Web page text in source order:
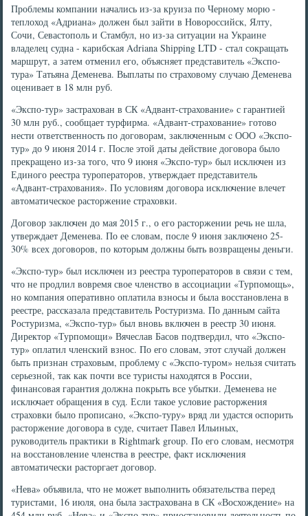
Проблемы компании начались из-за круиза по Черному морю -
теплоход «Адриана» должен был зайти в Новороссийск, Ялту,
Сочи, Севастополь и Стамбул, но из-за ситуации на Украине
владелец судна - карибская Adriana Shipping LTD - стал сокращать
маршрут, а затем отменил его, объясняет представитель «Экспо-
тура» Татьяна Деменева. Выплаты по страховому случаю Деменева
оценивает в 18 млн руб.
«Экспо-тур» застрахован в СК «Адвант-страхование» с гарантией
30 млн руб., сообщает турфирма. «Адвант-страхование» готово
нести ответственность по договорам, заключенным c ООО «Экспо-
тур» до 9 июня 2014 г. После этой даты действие договора было
прекращено из-за того, что 9 июня «Экспо-тур» был исключен из
Единого реестра туроператоров, утверждает представитель
«Адвант-страхования». По условиям договора исключение влечет
автоматическое расторжение страховки.
Договор заключен до мая 2015 г., о его расторжении речь не шла,
утверждает Деменева. По ее словам, после 9 июня заключено 25-
30% всех договоров, по которым должны быть возвращены деньги.
«Экспо-тур» был исключен из реестра туроператоров в связи с тем,
что не продлил вовремя свое членство в ассоциации «Турпомощь»,
но компания оперативно оплатила взносы и была восстановлена в
реестре, рассказала представитель Ростуризма. По данным сайта
Ростуризма, «Экспо-тур» был вновь включен в реестр 30 июня.
Директор «Турпомощи» Вячеслав Басов подтвердил, что «Экспо-
тур» оплатил членский взнос. По его словам, этот случай должен
быть признан страховым, проблему с «Экспо-туром» нельзя считать
серьезной, так как почти все туристы находятся в России,
финансовая гарантия должна покрыть все убытки. Деменева не
исключает обращения в суд. Если такое условие расторжения
страховки было прописано, «Экспо-туру» вряд ли удастся оспорить
расторжение договора в суде, считает Павел Ильиных,
руководитель практики в Rightmark group. По его словам, несмотря
на восстановление членства в реестре, факт исключения
автоматически расторгает договор.
«Нева» объявила, что не может выполнить обязательства перед
туристами, 16 июля, она была застрахована в СК «Восхождение» на